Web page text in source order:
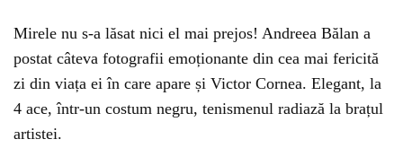
Mirele nu s-a lăsat nici el mai prejos! Andreea Bălan a
postat câteva fotografii emoționante din cea mai fericită
zi din viața ei în care apare și Victor Cornea. Elegant, la
4 ace, într-un costum negru, tenismenul radiază la brațul
artistei.